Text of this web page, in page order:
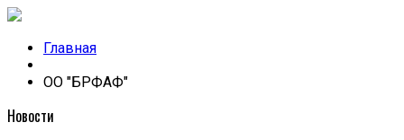
Главная
ОО "БРФАФ"
Новости